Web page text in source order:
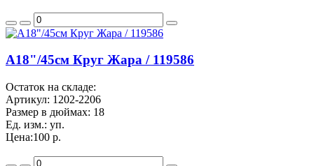
A18"/45см Круг Жара / 119586
Остаток на складе:
Артикул: 1202-2206
Размер в дюймах: 18
Ед. изм.: уп.
Цена:100 р.